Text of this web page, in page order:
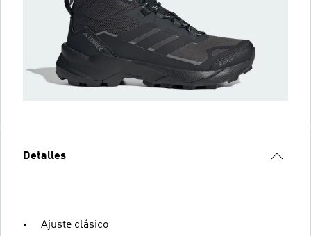
Detalles
Ajuste clásico